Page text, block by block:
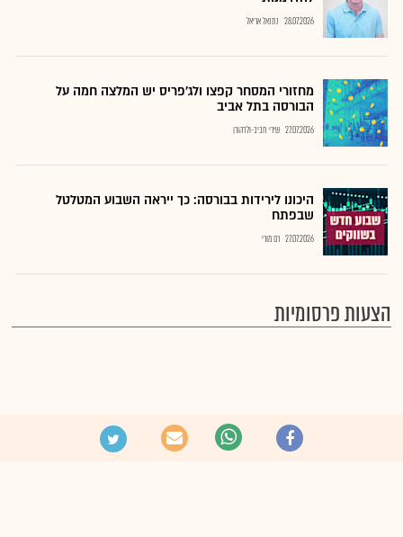
28.07.2026 נתנאל אריאל
מחזורי המסחר קפצו ולג'פריס יש המלצה חמה על
הבורסה בתל אביב
27.07.2026 שירי חביב-ולדהורן
היכונו לירידות בבורסה: כך ייראה השבוע המטלטל
שבפתח
27.07.2026 רם מורי
הצעות פרסומיות